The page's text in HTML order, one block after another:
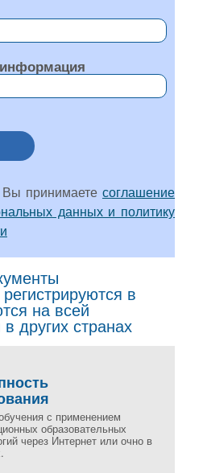
принимаете соглашение
данных и политику
в
на всей
других странах
с применением
образовательных
через Интернет или очно в